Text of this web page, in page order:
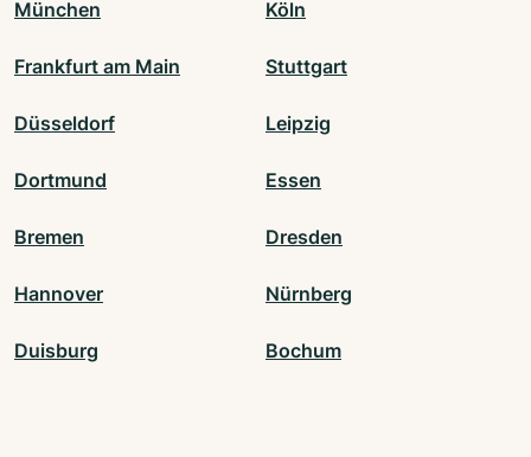
München Köln
Frankfurt am Main Stuttgart
Düsseldorf Leipzig
Dortmund Essen
Bremen Dresden
Hannover Nürnberg
Duisburg Bochum